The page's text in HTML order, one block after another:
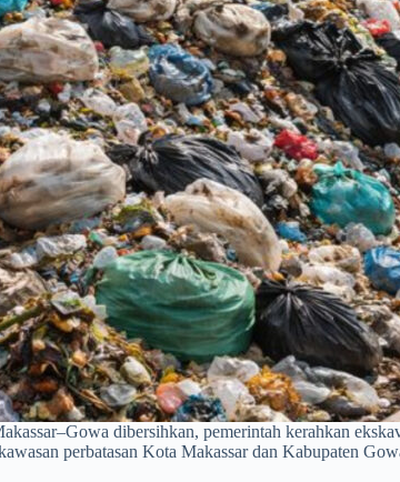
dibersihkan, pemerintah kerahkan
perbatasan Kota Makassar dan Kabupaten